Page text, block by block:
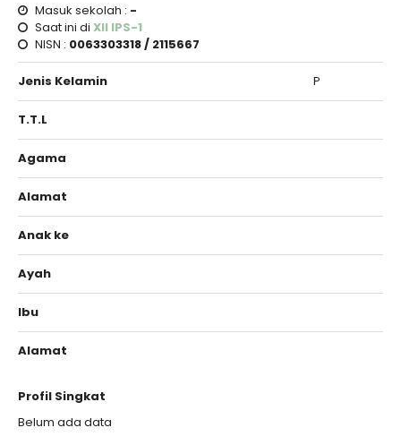
Masuk sekolah : -
Saat ini di XII IPS-1
NISN : 0063303318 / 2115667
Jenis Kelamin P
T.T.L
Agama
Alamat
Anak ke
Ayah
Ibu
Alamat
Profil Singkat
Belum ada data